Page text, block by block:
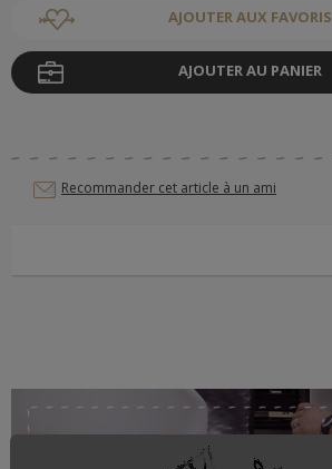
AJOUTER AUX FAVORIS
AJOUTER AU PANIER
Recommander cet article à un ami